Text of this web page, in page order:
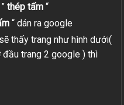
thép tấm “
“ dán ra google
thấy trang như hình dưới(
trang 2 google ) thì